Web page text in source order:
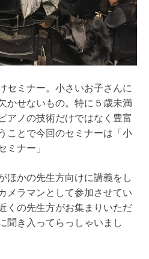
セミナー。小さいお子さんに
かせないもの。特に５歳未満
アノの技術だけではなく豊富
ことで今回のセミナーは「小
ミナー」
ほかの先生方向けに講義をし
メラマンとして参加させてい
くの先生方がお集まりいただ
聞き入ってらっしゃいまし